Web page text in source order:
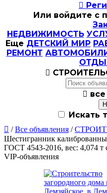

Или войдите с
НЕДВИЖИМОСТЬ
Еще ДЕТСКИЙ МИР
РЕМОНТ


Искать
 /Все объявления /
Шестигранник
ГОСТ 4543-2016, вес: 4,074 т
VIP-объявления